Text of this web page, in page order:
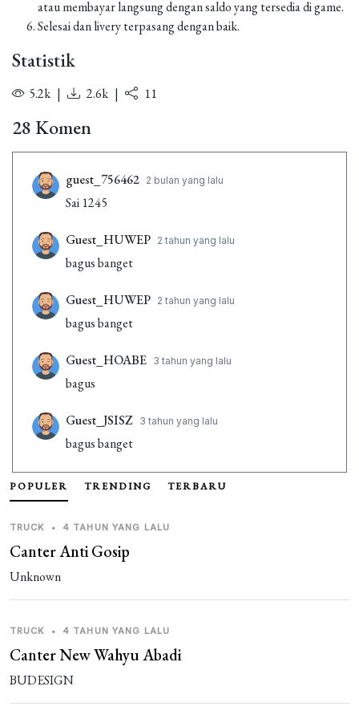
atau membayar langsung dengan saldo yang tersedia di game.
Selesai dan livery terpasang dengan baik.
Statistik
5.2k | 2.6k | 11
28 Komen
guest_756462 2 bulan yang lalu
Sai 1245
Guest_HUWEP 2 tahun yang lalu
bagus banget
Guest_HUWEP 2 tahun yang lalu
bagus banget
Guest_HOABE 3 tahun yang lalu
bagus
Guest_JSISZ 3 tahun yang lalu
bagus banget
Guest_415KY 3 tahun yang lalu
Driving
Guest_7WUXB 4 tahun yang lalu
bagus
Guest_AF451 4 tahun yang lalu
Fauzan
POPULER TRENDING TERBARU
TRUCK • 4 TAHUN YANG LALU
Canter Anti Gosip
Unknown
TRUCK • 4 TAHUN YANG LALU
Canter New Wahyu Abadi
BUDESIGN